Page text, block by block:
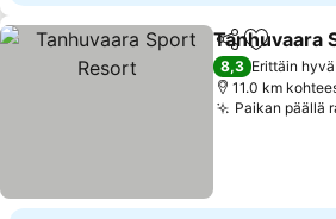
Jaa Lisää
Tanhuvaara
8,3 Erittäin hyvä
11.0 km
Paikan päällä